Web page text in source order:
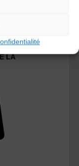
Trad'
LA